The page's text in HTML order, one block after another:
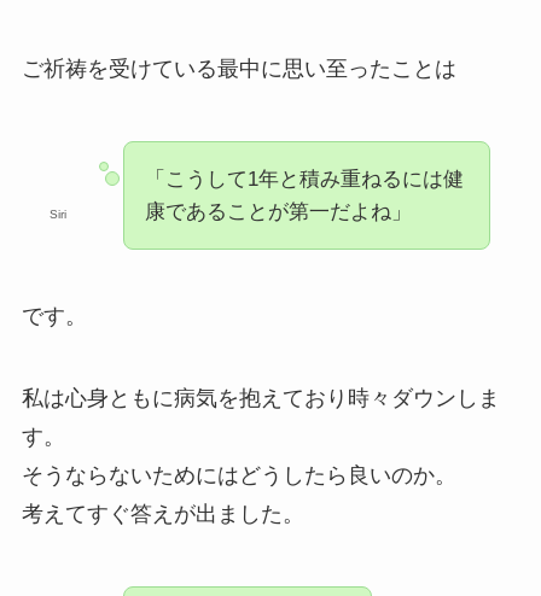
ご祈祷を受けている最中に思い至ったことは
Siri
「こうして1年と積み重ねるには健
康であることが第一だよね」
です。
私は心身ともに病気を抱えており時々ダウンしま
す。
そうならないためにはどうしたら良いのか。
考えてすぐ答えが出ました。